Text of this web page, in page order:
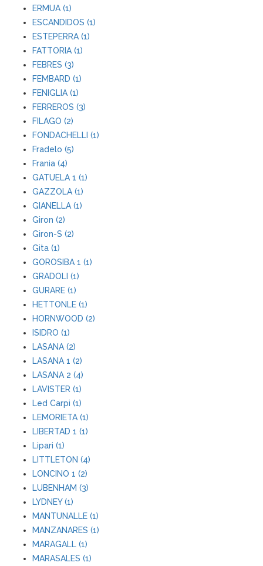
ERMUA (1)
ESCANDIDOS (1)
ESTEPERRA (1)
FATTORIA (1)
FEBRES (3)
FEMBARD (1)
FENIGLIA (1)
FERREROS (3)
FILAGO (2)
FONDACHELLI (1)
Fradelo (5)
Frania (4)
GATUELA 1 (1)
GAZZOLA (1)
GIANELLA (1)
Giron (2)
Giron-S (2)
Gita (1)
GOROSIBA 1 (1)
GRADOLI (1)
GURARE (1)
HETTONLE (1)
HORNWOOD (2)
ISIDRO (1)
LASANA (2)
LASANA 1 (2)
LASANA 2 (4)
LAVISTER (1)
Led Carpi (1)
LEMORIETA (1)
LIBERTAD 1 (1)
Lipari (1)
LITTLETON (4)
LONCINO 1 (2)
LUBENHAM (3)
LYDNEY (1)
MANTUNALLE (1)
MANZANARES (1)
MARAGALL (1)
MARASALES (1)